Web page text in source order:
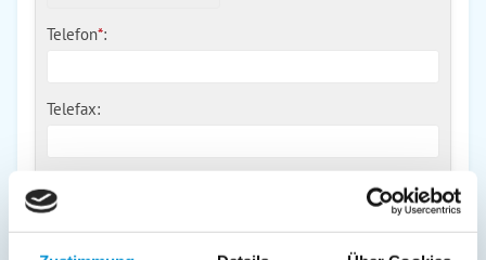
Telefon*:
Telefax:
Mobil: